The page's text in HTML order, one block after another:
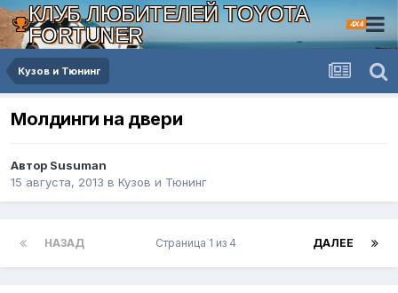
КЛУБ ЛЮБИТЕЛЕЙ TOYOTA
FORTUNER
4X4
Кузов и Тюнинг
Молдинги на двери
Автор Susuman
15 августа, 2013 в Кузов и Тюнинг
НАЗАД ДАЛЕЕ
Страница 1 из 4